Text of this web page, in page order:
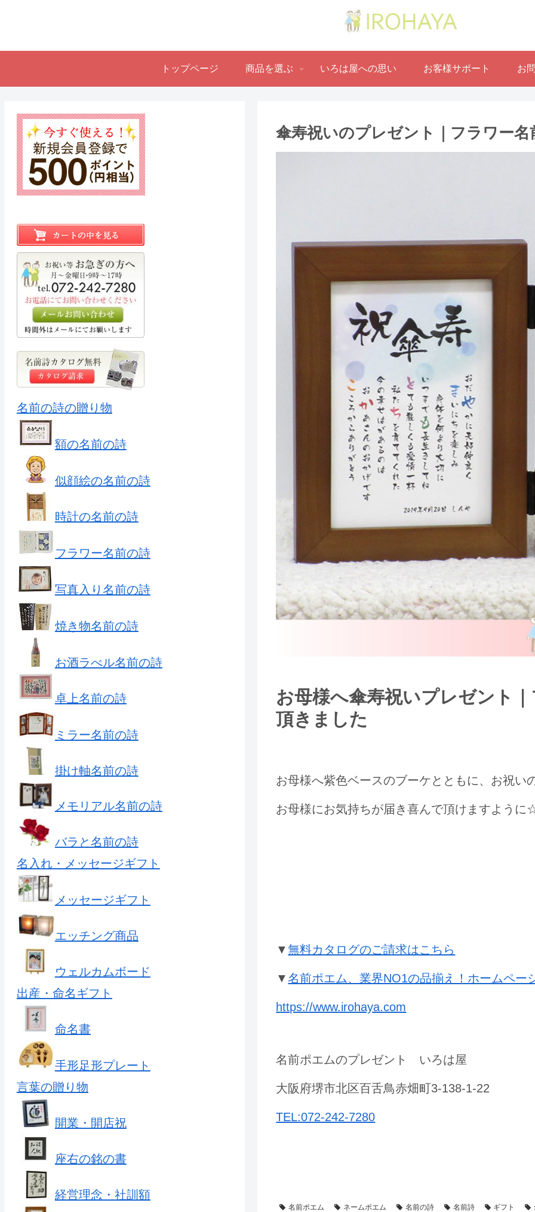
トップページ 商品を選ぶ いろは屋への思い お客様サポート お
傘寿祝いのプレゼント｜フラワー名
お母様へ傘寿祝いプレゼント
頂きました
お母様へ紫色ベースのブーケとともに、お祝い
お母様にお気持ちが届き喜んで頂けますよう
▼無料カタログのご請求はこちら
▼名前ポエム、業界NO1の品揃え！ホームペー
https://www.irohaya.com
名前ポエムのプレゼント いろは屋
大阪府堺市北区百舌鳥赤畑町3-138-1-22
TEL:072-242-7280
名前ポエム ネームポエム 名前の詩 名前詩 ギフト
名前の詩の贈り物
額の名前の詩
似顔絵の名前の詩
時計の名前の詩
フラワー名前の詩
写真入り名前の詩
焼き物名前の詩
お酒ラべル名前の詩
卓上名前の詩
ミラー名前の詩
掛け軸名前の詩
メモリアル名前の詩
バラと名前の詩
名入れ・メッセージギフト
メッセージギフト
エッチング商品
ウェルカムボード
出産・命名ギフト
命名書
手形足形プレート
言葉の贈り物
開業・開店祝
座右の銘の書
経営理念・社訓額